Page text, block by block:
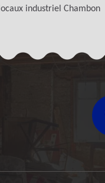
locaux industriel Chambon